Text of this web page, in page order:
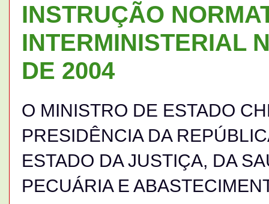
INSTRUÇÃO
INTERMINISTERIAL
DE 2004
O MINISTRO DE ESTADO
PRESIDÊNCIA DA
ESTADO DA JUSTIÇA, DA
PECUÁRIA E